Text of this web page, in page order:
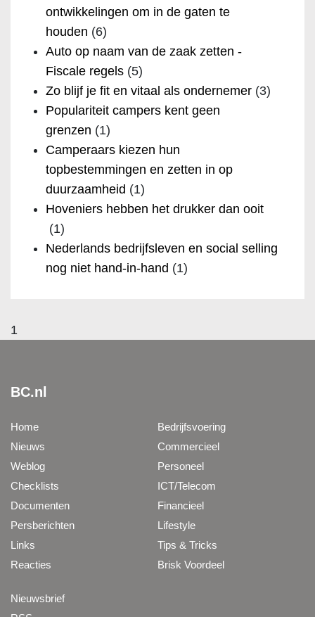
ontwikkelingen om in de gaten te
houden (6)
Auto op naam van de zaak zetten -
Fiscale regels (5)
Zo blijf je fit en vitaal als ondernemer (3)
Populariteit campers kent geen
grenzen (1)
Camperaars kiezen hun
topbestemmingen en zetten in op
duurzaamheid (1)
Hoveniers hebben het drukker dan ooit
(1)
Nederlands bedrijfsleven en social selling
nog niet hand-in-hand (1)
1
BC.nl
Home
Nieuws
Weblog
Checklists
Documenten
Persberichten
Links
Reacties
Bedrijfsvoering
Commercieel
Personeel
ICT/Telecom
Financieel
Lifestyle
Tips & Tricks
Brisk Voordeel
Nieuwsbrief